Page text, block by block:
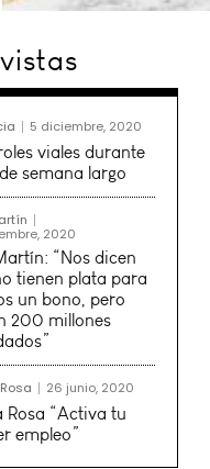
5 diciembre, 2020
viales durante
semana largo
2020
“Nos dicen
tienen plata para
un bono, pero
200 millones
26 junio, 2020
Rosa “Activa tu
empleo”